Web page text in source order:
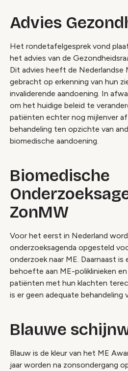
Advies
Het rondetafelgesprek vond
het advies van de
Dit advies heeft de
gebracht op erkenning van hun
invaliderende aandoening. In
om het huidige beleid te
patiënten echter nog mijlenver af
behandeling ten opzichte van
biomedische aandoening.
Biomedische
ZonMW
Voor het eerst in Nederland
onderzoeksagenda opgesteld
onderzoek naar ME. Daarnaast is
behoefte aan ME-poliklinieken
patiënten met hun klachten
is er geen adequate behandeling
Blauwe
Blauw is de kleur van het ME
jaar worden na zonsondergang